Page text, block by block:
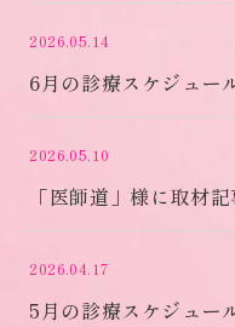
2026.05.14
6月の診療スケジュー
2026.05.10
「医師道」様に取材
2026.04.17
5月の診療スケジュー